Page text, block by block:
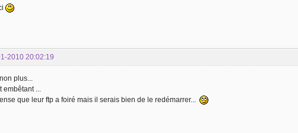
2010 20:02:19
plus...
embêtant ...
que leur ftp a foiré mais il serais bien de le redémarrer...